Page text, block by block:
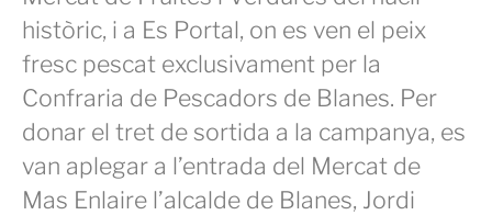
històric, i a Es Portal, on es ven el peix
fresc pescat exclusivament per la
Confraria de Pescadors de Blanes. Per
donar el tret de sortida a la campanya, es
van aplegar a l’entrada del Mercat de
Mas Enlaire l’alcalde de Blanes, Jordi